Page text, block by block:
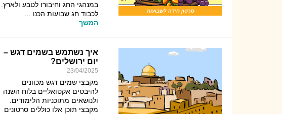
סרטון חידה לשבועות
במנהגי החג וחיבורו לטבע ולארץ.
לכבוד חג שבועות הכנו ...
המשך
איך נשתמש בשמים דגש –
יום ירושלים?
23/04/2025
מקבצי שמים דגש מכוונים
להיבטים אקטואליים בלוח השנה
ולנושאים מתוכניות הלימודים.
מקבצי תוכן אלו כוללים סרטונים